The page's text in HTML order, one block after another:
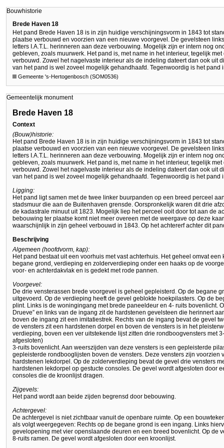
Bouwhistorie
Brede Haven 18
Het pand Brede Haven 18 is in zijn huidige verschijningsvorm in 1843 tot
plaatse verbouwd en voorzien van een nieuwe voorgevel. De gevelsteen
letters I.A.T.L. herinneren aan deze verbouwing. Mogelijk zijn er intern nog
gebleven, zoals muurwerk. Het pand is, met name in het interieur, tegelijk
verbouwd. Zowel het nagelvaste interieur als de indeling dateert dan ook uit
van het pand is wel zoveel mogelijk gehandhaafd. Tegenwoordig is het pand
Gemeente 's-Hertogenbosch (SOM0536)
Gemeentelijk monument
Brede Haven 18
Context
(Bouw)historie:
Het pand Brede Haven 18 is in zijn huidige verschijningsvorm in 1843 tot
plaatse verbouwd en voorzien van een nieuwe voorgevel. De gevelsteen
letters I.A.T.L. herinneren aan deze verbouwing. Mogelijk zijn er intern nog
gebleven, zoals muurwerk. Het pand is, met name in het interieur, tegelijk
verbouwd. Zowel het nagelvaste interieur als de indeling dateert dan ook uit
van het pand is wel zoveel mogelijk gehandhaafd. Tegenwoordig is het pand
Ligging:
Het pand ligt samen met de twee linker buurpanden op een breed perceel
stadsmuur die aan de Buitenhaven grensde. Oorspronkelijk waren dit drie
de kadastrale minuut uit 1823. Mogelijk liep het perceel ooit door tot aan de
bebouwing ter plaatse komt niet meer overeen met de weergave op deze
waarschijnlijk in zijn geheel verbouwd in 1843. Op het achtererf achter dit
Beschrijving
Algemeen (hoofdvorm, kap):
Het pand bestaat uit een voorhuis met vast achterhuis. Het geheel omvat
begane grond, verdieping en zolderverdieping onder een haaks op de
voor- en achterdakvlak en is gedekt met rode pannen.
Voorgevel:
De drie vensterassen brede voorgevel is geheel gepleisterd. Op de begane
uitgevoerd. Op de verdieping heeft de gevel geblokte hoekpilasters. Op de
plint. Links is de woningingang met brede paneeldeur en 4- ruits bovenlicht.
Drueve” en links van de ingang zit de hardstenen gevelsteen die herinnert
boven de ingang zit een imitatiestrek. Rechts van de ingang bevat de gevel
de vensters zit een hardstenen dorpel en boven de vensters is in het
verdieping, boven een ver uitstekende lijst zitten drie rondboogvensters met
afgesloten)
3-ruits bovenlicht. Aan weerszijden van deze vensters is een gepleisterde
gepleisterde rondbooglijsten boven de vensters. Deze vensters zijn voorzien
hardstenen lekdorpel. Op de zolderverdieping bevat de gevel drie vensters
hardstenen lekdorpel op gestucte consoles. De gevel wordt afgesloten door
consoles die de kroonlijst dragen.
Zijgevels:
Het pand wordt aan beide zijden begrensd door bebouwing.
Achtergevel:
De achtergevel is niet zichtbaar vanuit de openbare ruimte. Op een
als volgt weergegeven: Rechts op de begane grond is een ingang. Links
gevelopening met vier openslaande deuren en een breed bovenlicht. Op de
8-ruits ramen. De gevel wordt afgesloten door een kroonlijst.